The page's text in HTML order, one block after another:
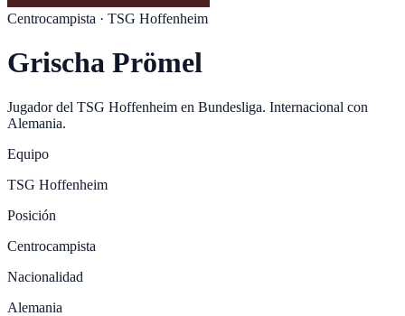
Centrocampista · TSG Hoffenheim
Grischa Prömel
Jugador del TSG Hoffenheim en Bundesliga. Internacional con
Alemania.
Equipo
TSG Hoffenheim
Posición
Centrocampista
Nacionalidad
Alemania